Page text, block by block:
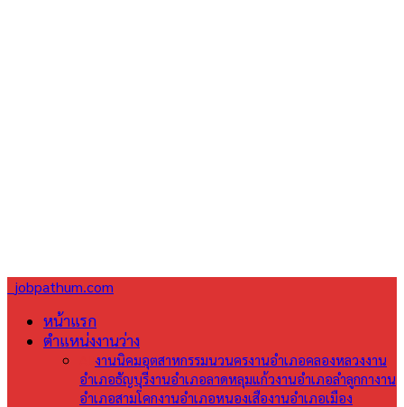
jobpathum.com
หน้าแรก
ตำแหน่งงานว่าง
งานนิคมอุตสาหกรรมนวนครงานอำเภอคลองหลวงงาน
อำเภอธัญบุรีงานอำเภอลาดหลุมแก้วงานอำเภอลำลูกกางาน
อำเภอสามโคกงานอำเภอหนองเสืองานอำเภอเมือง